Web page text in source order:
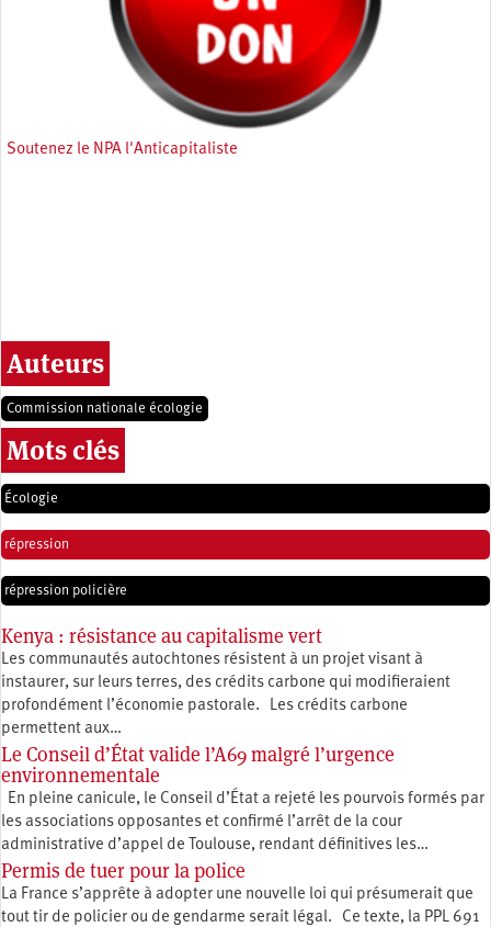
Soutenez le NPA l'Anticapitaliste
Auteurs
Commission nationale écologie
Mots clés
Écologie
répression
répression policière
Kenya : résistance au capitalisme vert
Les communautés autochtones résistent à un projet visant à
instaurer, sur leurs terres, des crédits carbone qui modifieraient
profondément l’économie pastorale. Les crédits carbone
permettent aux…
Le Conseil d’État valide l’A69 malgré l’urgence
environnementale
En pleine canicule, le Conseil d’État a rejeté les pourvois formés par
les associations opposantes et confirmé l’arrêt de la cour
administrative d’appel de Toulouse, rendant définitives les…
Permis de tuer pour la police
La France s’apprête à adopter une nouvelle loi qui présumerait que
tout tir de policier ou de gendarme serait légal. Ce texte, la PPL 691